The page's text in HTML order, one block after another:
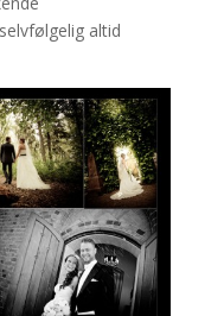
altid